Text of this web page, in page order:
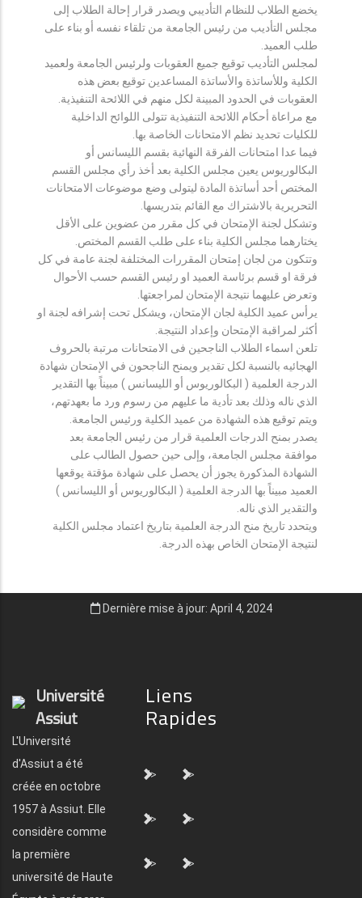
يخضع الطلاب للنظام التأديبي ويصدر قرار إحالة الطلاب إلى
مجلس التأديب من رئيس الجامعة من تلقاء نفسه أو بناء على
طلب العميد.
لمجلس التأديب توقيع جميع العقوبات ولرئيس الجامعة ولعميد
الكلية وللأساتذة والأساتذة المساعدين توقيع بعض هذه
العقوبات في الحدود المبينة لكل منهم في اللائحة التنفيذية.
مع مراعاة أحكام اللائحة التنفيذية تتولى اللوائح الداخلية
للكليات تحديد نظم الامتحانات الخاصة بها.
فيما عدا امتحانات الفرقة النهائية بقسم الليسانس أو
البكالوريوس يعين مجلس الكلية بعد أخذ رأي مجلس القسم
المختص أحد أساتذة المادة ليتولى وضع موضوعات الامتحانات
التحريرية بالاشتراك مع القائم بتدريسها.
وتشكل لجنة الإمتحان في كل مقرر من عضوين على الأقل
يختارهما مجلس الكلية بناء على طلب القسم المختص.
وتتكون من لجان إمتحان المقررات المختلفة لجنة عامة في كل
فرقة او قسم برئاسة العميد او رئيس القسم حسب الأحوال
وتعرض عليهما نتيجة الإمتحان لمراجعتها.
يرأس عميد الكلية لجان الإمتحان، ويشكل تحت إشرافه لجنة او
أكثر لمراقبة الإمتحان وإعداد النتيجة.
تلعن اسماء الطلاب الناجحين فى الامتحانات مرتبة بالحروف
الهجائيه بالنسبة لكل تقدير ويمنح الناجحون في الإمتحان شهادة
الدرجة العلمية ( البكالوريوس أو الليسانس ) مبيناً بها التقدير
الذي ناله وذلك بعد تأدية ما عليهم من رسوم ورد ما بعهدتهم،
ويتم توقيع هذه الشهادة من عميد الكلية ورئيس الجامعة.
يصدر بمنح الدرجات العلمية قرار من رئيس الجامعة بعد
موافقة مجلس الجامعة، وإلى حين حصول الطالب على
الشهادة المذكورة يجوز أن يحصل على شهادة مؤقتة يوقعها
العميد مبيناً بها الدرجة العلمية ( البكالوريوس أو الليسانس )
والتقدير الذي ناله.
ويتحدد تاريخ منح الدرجة العلمية بتاريخ اعتماد مجلس الكلية
لنتيجة الإمتحان الخاص بهذه الدرجة.
Dernière mise à jour: April 4, 2024
Université
Assiut
L'Université
d'Assiut a été
créée en octobre
1957 à Assiut. Elle
considère comme
la première
université de Haute
Liens
Rapides
"> ">
"> ">
"> ">